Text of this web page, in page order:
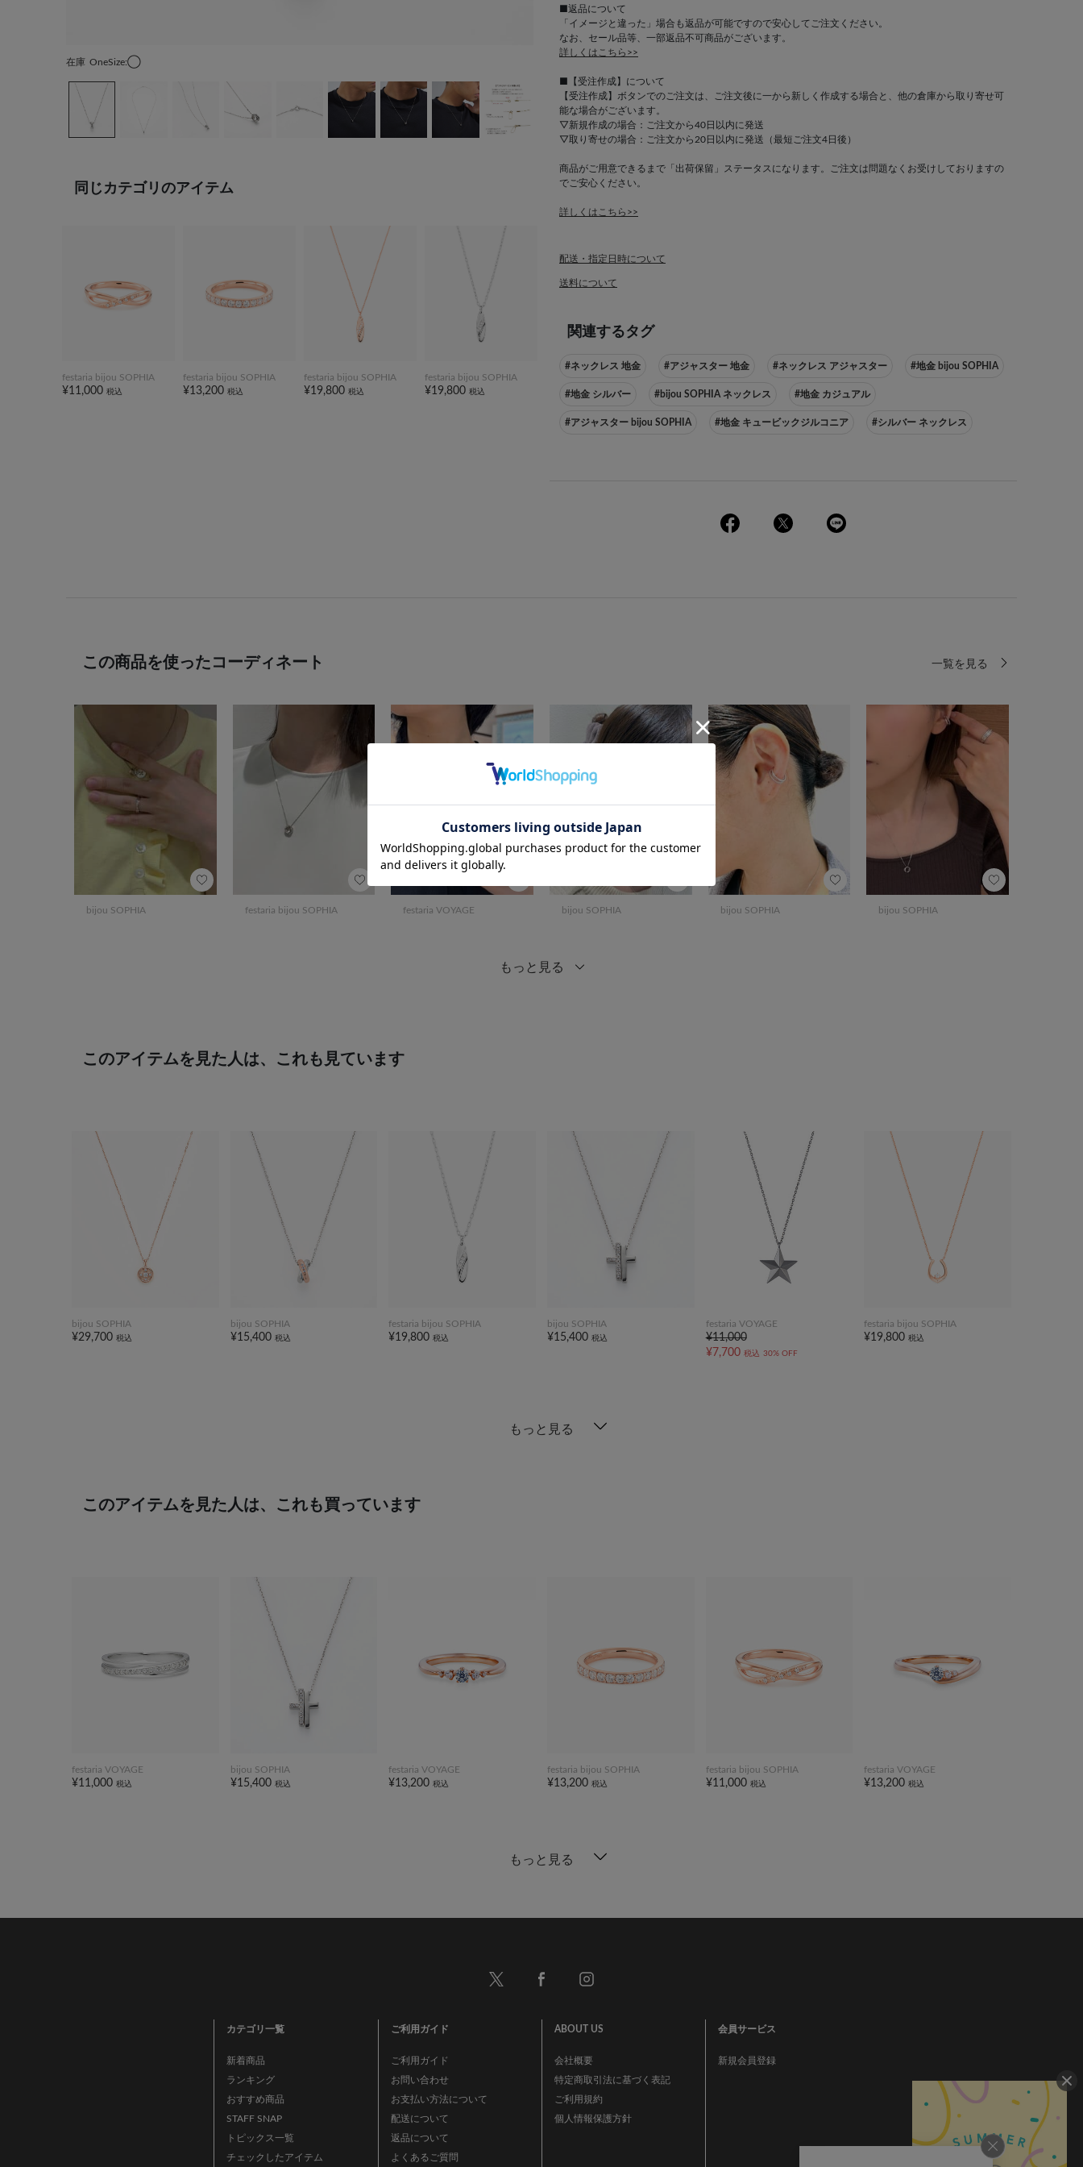
在庫 OneSize:◯
同じカテゴリのアイテム
festaria bijou SOPHIA
¥11,000 税込
festaria bijou SOPHIA
¥13,200 税込
festaria bijou SOPHIA
¥19,800 税込
festaria bijou SOPHIA
¥19,800 税込
■返品について
「イメージと違った」場合も返品が可能ですので安心してご注文ください。
なお、セール品等、一部返品不可商品がございます。
詳しくはこちら>>
■【受注作成】について
【受注作成】ボタンでのご注文は、ご注文後に一から新しく作成する場合と、他の倉庫から取り寄せ可
能な場合がございます。
▽新規作成の場合：ご注文から40日以内に発送
▽取り寄せの場合：ご注文から20日以内に発送（最短ご注文4日後）
商品がご用意できるまで「出荷保留」ステータスになります。ご注文は問題なくお受けしておりますの
でご安心ください。
詳しくはこちら>>
配送・指定日時について
送料について
関連するタグ
#ネックレス 地金 #アジャスター 地金 #ネックレス アジャスター #地金 bijou SOPHIA
#地金 シルバー #bijou SOPHIA ネックレス #地金 カジュアル
#アジャスター bijou SOPHIA #地金 キュービックジルコニア #シルバー ネックレス
この商品を使ったコーディネート 一覧を見る
bijou SOPHIA festaria bijou SOPHIA festaria VOYAGE bijou SOPHIA bijou SOPHIA bijou SOPHIA
もっと見る
このアイテムを見た人は、これも見ています
bijou SOPHIA
¥29,700 税込
bijou SOPHIA
¥15,400 税込
festaria bijou SOPHIA
¥19,800税込
bijou SOPHIA
¥15,400 税込
festaria VOYAGE
¥11,000
¥7,700 税込 30% OFF
festaria bijou SOPHIA
¥19,800税込
もっと見る
このアイテムを見た人は、これも買っています
festaria VOYAGE
¥11,000 税込
bijou SOPHIA
¥15,400 税込
festaria VOYAGE
¥13,200税込
festaria bijou SOPHIA
¥13,200 税込
festaria bijou SOPHIA
¥11,000 税込
festaria VOYAGE
¥13,200税込
もっと見る
カテゴリ一覧
新着商品
ランキング
おすすめ商品
STAFF SNAP
トピックス一覧
チェックしたアイテム
ご利用ガイド
ご利用ガイド
お問い合わせ
お支払い方法について
配送について
返品について
よくあるご質問
ABOUT US
会社概要
特定商取引法に基づく表記
ご利用規約
個人情報保護方針
会員サービス
新規会員登録